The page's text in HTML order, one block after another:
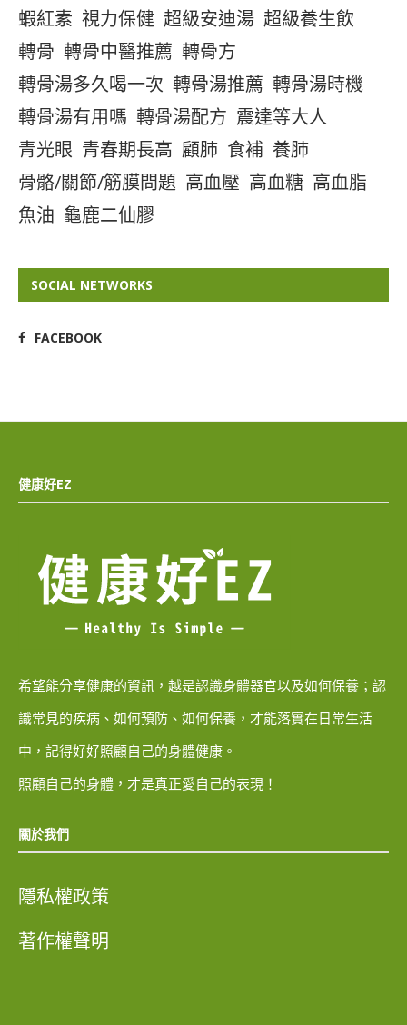
蝦紅素 視力保健 超級安迪湯 超級養生飲
轉骨 轉骨中醫推薦 轉骨方
轉骨湯多久喝一次 轉骨湯推薦 轉骨湯時機
轉骨湯有用嗎 轉骨湯配方 震達等大人
青光眼 青春期長高 顧肺 食補 養肺
骨骼/關節/筋膜問題 高血壓 高血糖 高血脂
魚油 龜鹿二仙膠
SOCIAL NETWORKS
FACEBOOK
健康好EZ
希望能分享健康的資訊，越是認識身體器官以及如何保養；認
識常見的疾病、如何預防、如何保養，才能落實在日常生活
中，記得好好照顧自己的身體健康。
照顧自己的身體，才是真正愛自己的表現！
關於我們
隱私權政策
著作權聲明